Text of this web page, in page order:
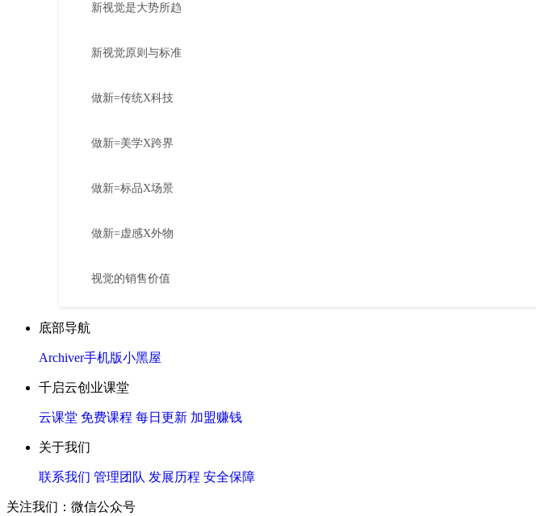
新视觉是大势所趋
新视觉原则与标准
做新=传统X科技
做新=美学X跨界
做新=标品X场景
做新=虚感X外物
视觉的销售价值
底部导航
Archiver手机版小黑屋
千启云创业课堂
云课堂 免费课程 每日更新 加盟赚钱
关于我们
联系我们 管理团队 发展历程 安全保障
关注我们：微信公众号